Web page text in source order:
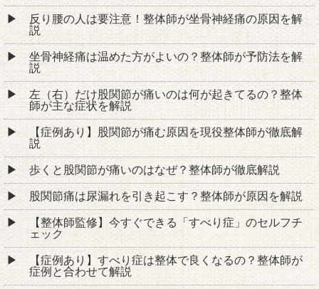
反り腰の人は要注意！整体師が坐骨神経痛の原因を解
説
坐骨神経痛は温めた方がよいの？整体師が予防法を解
説
左（右）だけ股関節が痛いのは何が起きてるの？整体
師が主な症状を解説
【症例あり】股関節が痛む原因を現役整体師が徹底解
説
歩くと股関節が痛いのはなぜ？整体師が徹底解説
股関節痛は尿漏れを引き起こす？整体師が原因を解説
【整体師監修】今すぐできる「すべり症」のセルフチ
ェック
【症例あり】すべり症は整体で良くなるの？整体師が
症例と合わせて解説